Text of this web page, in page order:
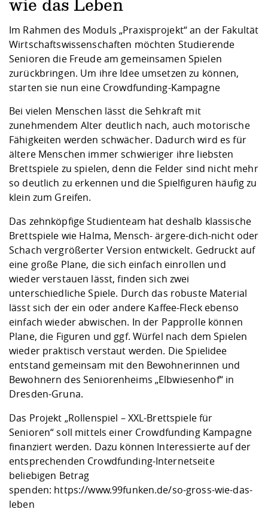
Vorbereitung
Checkliste zum
Studien- und
und Physik
Digitales Lernen
Fremdsprachen
Jobs, Praktika,
Studieren in
Lebenslagen
Studentenwerk
Angebote der
Arbeit
Career Service
Lehren,
Weiterbilden im
Formulare und
Internationale
Formulare und
FIS -
Prototyping und
Gründung und
Kontakt &
Klimaschutz &
Förderverein
Gremien und
Landbau/
Maschinenbau
Angebote für
Kontakt und Anfahrt
Qualitätssicherung
wie das Leben
Im Rahmen des Moduls „Praxisprojekt“ an der Fakultät
Wirtschaftswissenschaften möchten Studierende
Senioren die Freude am gemeinsamen Spielen
zurückbringen. Um ihre Idee umsetzen zu können,
starten sie nun eine Crowdfunding-Kampagne
Bei vielen Menschen lässt die Sehkraft mit
zunehmendem Alter deutlich nach, auch motorische
Fähigkeiten werden schwächer. Dadurch wird es für
ältere Menschen immer schwieriger ihre liebsten
Brettspiele zu spielen, denn die Felder sind nicht mehr
so deutlich zu erkennen und die Spielfiguren häufig zu
klein zum Greifen.
Das zehnköpfige Studienteam hat deshalb klassische
Brettspiele wie Halma, Mensch- ärgere-dich-nicht oder
Schach vergrößerter Version entwickelt. Gedruckt auf
eine große Plane, die sich einfach einrollen und
wieder verstauen lässt, finden sich zwei
unterschiedliche Spiele. Durch das robuste Material
lässt sich der ein oder andere Kaffee-Fleck ebenso
einfach wieder abwischen. In der Papprolle können
Plane, die Figuren und ggf. Würfel nach dem Spielen
wieder praktisch verstaut werden. Die Spielidee
entstand gemeinsam mit den Bewohnerinnen und
Bewohnern des Seniorenheims „Elbwiesenhof“ in
Dresden-Gruna.
Das Projekt „Rollenspiel – XXL-Brettspiele für
Senioren“ soll mittels einer Crowdfunding Kampagne
finanziert werden. Dazu können Interessierte auf der
entsprechenden Crowdfunding-Internetseite
beliebigen Betrag
spenden: https://www.99funken.de/so-gross-wie-das-
leben